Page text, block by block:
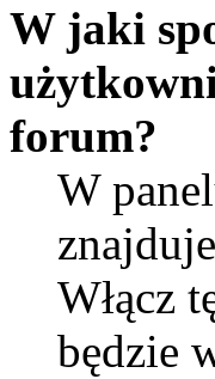
W jaki
forum?
W
Włącz
będzie